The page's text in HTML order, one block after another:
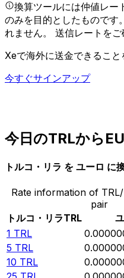
換算ツールには仲値レー
のみを目的としたものです
れません。 送信レートをご
Xeで海外に送金できるこ
今すぐサインアップ
今日のTRLから
トルコ・リラ を ユーロ に
Rate information of
pair
トルコ・リラTRL
1 TRL
5 TRL
10 TRL